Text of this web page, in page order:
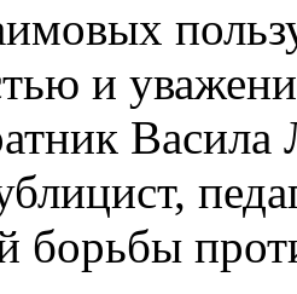
и
Васила
борьбы